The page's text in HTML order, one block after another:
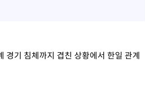
경기 침체까지 겹친 상황에서 한일 관계